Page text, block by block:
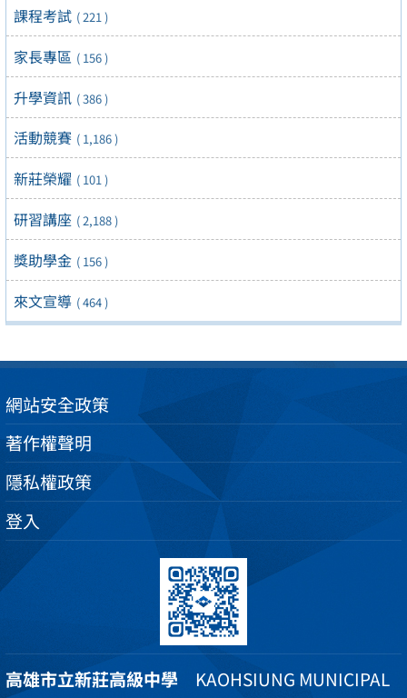
課程考試 ( 221 )
家長專區 ( 156 )
升學資訊 ( 386 )
活動競賽 ( 1,186 )
新莊榮耀 ( 101 )
研習講座 ( 2,188 )
獎助學金 ( 156 )
來文宣導 ( 464 )
網站安全政策
著作權聲明
隱私權政策
登入
高雄市立新莊高級中學 KAOHSIUNG MUNICIPAL